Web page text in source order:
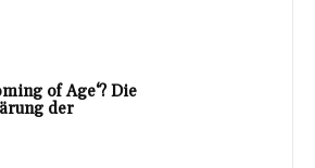
of Age‘? Die
der